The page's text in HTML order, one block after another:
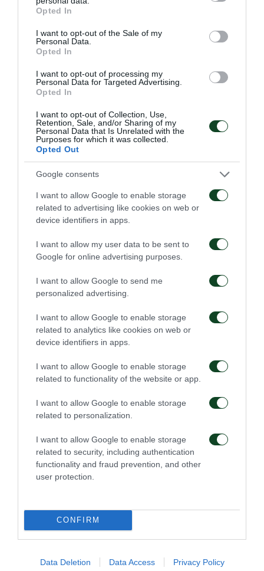
grant or deny consent to Google and its third-party tags to
use your data for below specified purposes in below Google
consent section.
Opted In
I want to opt-out of the Sale of my
Personal Data.
Opted In
I want to opt-out of processing my
Personal Data for Targeted Advertising.
Opted In
I want to opt-out of Collection, Use,
Retention, Sale, and/or Sharing of my
Personal Data that Is Unrelated with the
Purposes for which it was collected.
Opted Out
Google consents
I want to allow Google to enable storage
related to advertising like cookies on web or
device identifiers in apps.
I want to allow my user data to be sent to
Google for online advertising purposes.
I want to allow Google to send me
personalized advertising.
I want to allow Google to enable storage
related to analytics like cookies on web or
device identifiers in apps.
I want to allow Google to enable storage
related to functionality of the website or app.
I want to allow Google to enable storage
related to personalization.
I want to allow Google to enable storage
related to security, including authentication
functionality and fraud prevention, and other
user protection.
CONFIRM
Data Deletion Data Access Privacy Policy
αγωνιστική περίοδο 2024/2025 δεν θα είναι
της εφαρμογής Gov.gr Wallet στη συσκευή του
κινητού τους τηλεφώνου. Ως εκ τούτου, είναι
απαραίτητο όσοι δεν την έχουν εγκαταστήσει
ακόμα, να το πράξουν άμεσα. Η εφαρμογή
Google Play και το App Store, με την
προϋπόθεση ότι ο χρήστης είναι εγγεγραμμένος
στο Εθνικό Μητρώο Επικοινωνίας (Ε.Μ.Επ.).
ΟΔΗΓΙΕΣ ΓΙΑ ΕΛΛΗΝΕΣ ΦΙΛΑΘΛΟΥΣ
NON GREEK RESIDENS GOV.GR WALLET
Η ΠΑΕ Παναθηναϊκός δεν εμπλέκεται στη
εισιτηρίου στο gov.gr Wallet από τη στιγμή της
ζήτημα που μπορεί να προκύψει σχετικά με την
προσθήκη στο Gov.gr Wallet, ή αν υπάρχουν
πρόσβαση σε αυτό, παρακαλούμε να
Τα εισιτήρια για τους αγώνες του
Παναθηναϊκού διατίθενται
αποκλειστικάμέσω
των επίσημων καναλιών του Παναθηναϊκού και
της Ticketmaster. Η αγορά από μη
εξουσιοδοτημένους πωλητές ενέχει κινδύνους
Για οποιαδήποτε επιπλέον πληροφορία στείλτε